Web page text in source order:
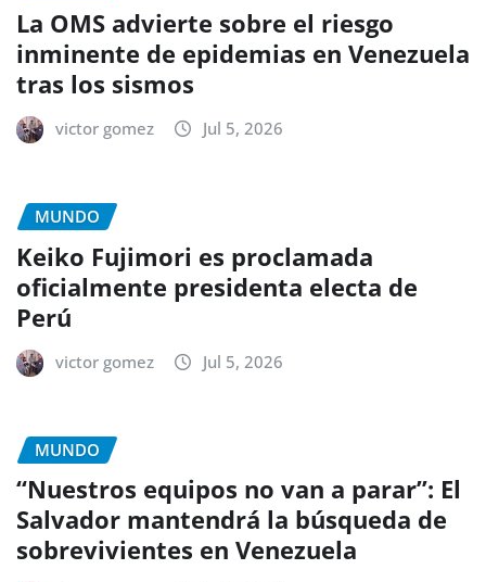
La OMS advierte sobre el riesgo
inminente de epidemias en Venezuela
tras los sismos
victor gomez Jul 5, 2026
MUNDO
Keiko Fujimori es proclamada
oficialmente presidenta electa de
Perú
victor gomez Jul 5, 2026
MUNDO
“Nuestros equipos no van a parar”: El
Salvador mantendrá la búsqueda de
sobrevivientes en Venezuela